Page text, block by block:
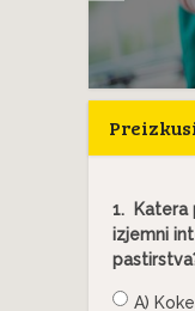
1.
Katera
izjemni
A)